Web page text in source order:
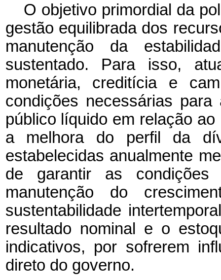
O objetivo primordial da
gestão equilibrada dos
manutenção da
sustentado. Para isso,
monetária, creditícia e
condições necessárias
público líquido em relação
a melhora do perfil da
estabelecidas anualmente
de garantir as condições
manutenção do
sustentabilidade
resultado nominal e o
indicativos, por sofrerem
direto do governo.